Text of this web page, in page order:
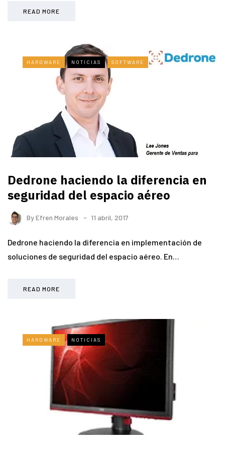
READ MORE
HARDWARE NOTICIAS SOFTWARE
Dedrone haciendo la diferencia en
seguridad del espacio aéreo
ByEfren Morales 11 abril, 2017
Dedrone haciendo la diferencia en implementación de
soluciones de seguridad del espacio aéreo. En…
READ MORE
HARDWARE NOTICIAS